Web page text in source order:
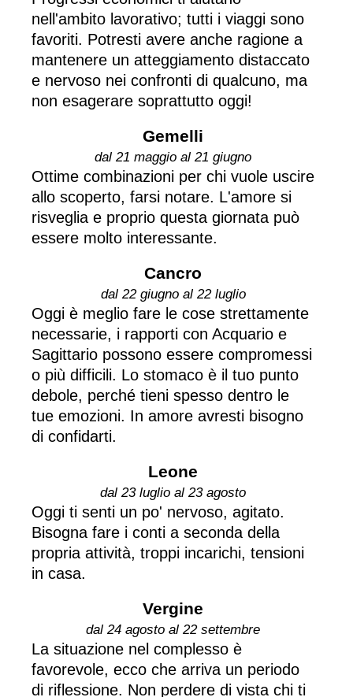
nell'ambito lavorativo; tutti i viaggi sono
favoriti. Potresti avere anche ragione a
mantenere un atteggiamento distaccato
e nervoso nei confronti di qualcuno, ma
non esagerare soprattutto oggi!
Gemelli
dal 21 maggio al 21 giugno
Ottime combinazioni per chi vuole uscire
allo scoperto, farsi notare. L'amore si
risveglia e proprio questa giornata può
essere molto interessante.
Cancro
dal 22 giugno al 22 luglio
Oggi è meglio fare le cose strettamente
necessarie, i rapporti con Acquario e
Sagittario possono essere compromessi
o più difficili. Lo stomaco è il tuo punto
debole, perché tieni spesso dentro le
tue emozioni. In amore avresti bisogno
di confidarti.
Leone
dal 23 luglio al 23 agosto
Oggi ti senti un po' nervoso, agitato.
Bisogna fare i conti a seconda della
propria attività, troppi incarichi, tensioni
in casa.
Vergine
dal 24 agosto al 22 settembre
La situazione nel complesso è
favorevole, ecco che arriva un periodo
di riflessione. Non perdere di vista chi ti